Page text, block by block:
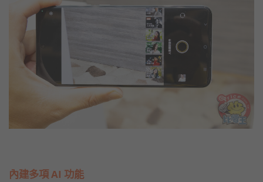
內建多項 AI 功能